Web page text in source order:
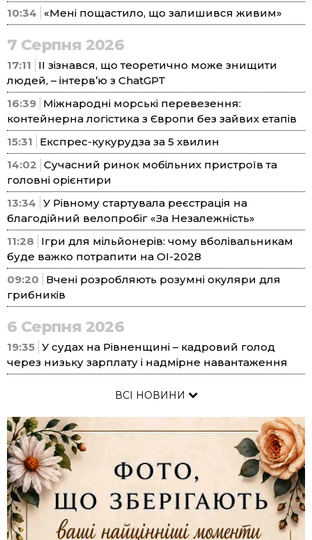
10:34
«Мені пощастило, що залишився живим»
7 Серпня 2026
17:11
ІІ зізнався, що теоретично може знищити
людей, – інтерв’ю з ChatGPT
16:39 Міжнародні морські перевезення:
контейнерна логістика з Європи без зайвих етапів
15:31
Експрес-кукурудза за 5 хвилин
14:02 Сучасний ринок мобільних пристроїв та
головні орієнтири
13:34 У Рівному стартувала реєстрація на
благодійний велопробіг «За Незалежність»
11:28
Ігри для мільйонерів: чому вболівальникам
буде важко потрапити на ОІ-2028
09:20
Вчені розробляють розумні окуляри для
грибників
6 Серпня 2026
19:35 У судах на Рівненщині – кадровий голод
через низьку зарплату і надмірне навантаження
ВСІ НОВИНИ